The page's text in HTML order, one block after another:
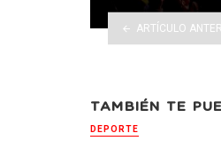
ARTÍCULO
TAMBIÉN TE
DEPORTE